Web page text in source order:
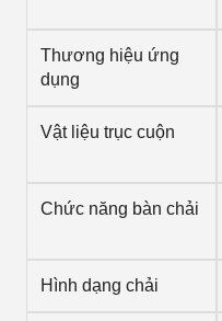
Thương hiệu ứng
dụng
Vật liệu trục cuộn
Chức năng bàn chải
Hình dạng chải